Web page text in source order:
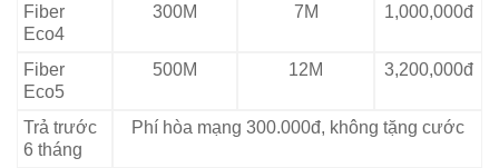
Fiber
Eco4
300M 7M 1,000,000đ
Fiber
Eco5
500M 12M 3,200,000đ
Trả trước
6 tháng
Phí hòa mạng 300.000đ, không tặng cước